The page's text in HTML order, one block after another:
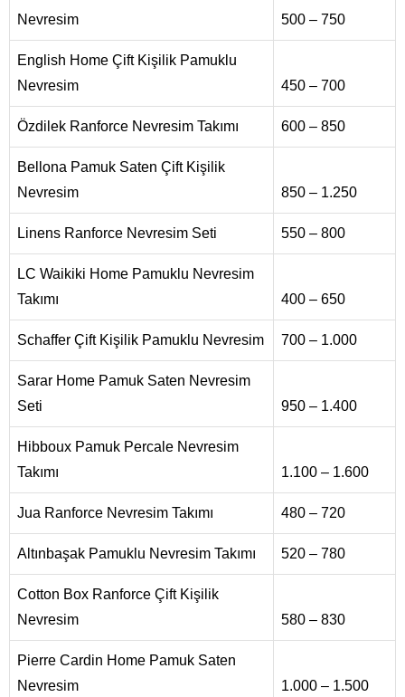
Nevresim
500 – 750
English Home Çift Kişilik Pamuklu
Nevresim
450 – 700
Özdilek Ranforce Nevresim Takımı 600 – 850
Bellona Pamuk Saten Çift Kişilik
Nevresim
850 – 1.250
Linens Ranforce Nevresim Seti 550 – 800
LC Waikiki Home Pamuklu Nevresim
Takımı
400 – 650
Schaffer Çift Kişilik Pamuklu Nevresim 700 – 1.000
Sarar Home Pamuk Saten Nevresim
Seti
950 – 1.400
Hibboux Pamuk Percale Nevresim
Takımı
1.100 – 1.600
Jua Ranforce Nevresim Takımı 480 – 720
Altınbaşak Pamuklu Nevresim Takımı 520 – 780
Cotton Box Ranforce Çift Kişilik
Nevresim
580 – 830
Pierre Cardin Home Pamuk Saten
Nevresim
1.000 – 1.500